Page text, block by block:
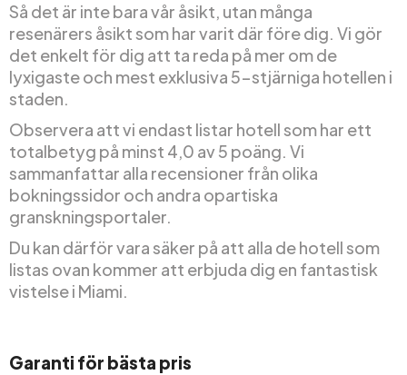
Så det är inte bara vår åsikt, utan många
resenärers åsikt som har varit där före dig. Vi gör
det enkelt för dig att ta reda på mer om de
lyxigaste och mest exklusiva 5-stjärniga hotellen i
staden.
Observera att vi endast listar hotell som har ett
totalbetyg på minst 4,0 av 5 poäng. Vi
sammanfattar alla recensioner från olika
bokningssidor och andra opartiska
granskningsportaler.
Du kan därför vara säker på att alla de hotell som
listas ovan kommer att erbjuda dig en fantastisk
vistelse i Miami.
Garanti för bästa pris